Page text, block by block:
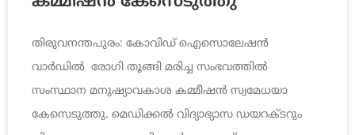
തിരുവനന്തപുരം: കോവിഡ് ഐസൊലേഷൻ
വാർഡിൽ രോഗി തൂങ്ങി മരിച്ച സംഭവത്തിൽ
സംസ്ഥാന മനുഷ്യാവകാശ കമ്മീഷൻ സ്വമേധയാ
കേസെടുത്തു. മെഡിക്കൽ വിദ്യാഭ്യാസ ഡയറക്ടറും